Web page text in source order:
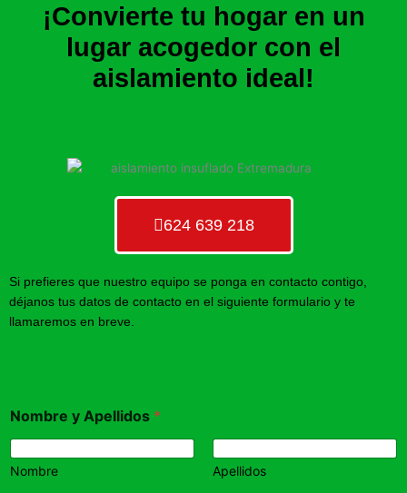
¡Convierte tu hogar en un
lugar acogedor con el
aislamiento ideal!
624 639 218
Si prefieres que nuestro equipo se ponga en contacto contigo,
déjanos tus datos de contacto en el siguiente formulario y te
llamaremos en breve.
Nombre y Apellidos *
Nombre Apellidos